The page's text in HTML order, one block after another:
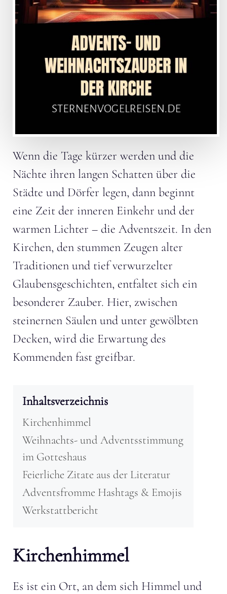
Wenn die Tage kürzer werden und die
Nächte ihren langen Schatten über die
Städte und Dörfer legen, dann beginnt
eine Zeit der inneren Einkehr und der
warmen Lichter – die Adventszeit. In den
Kirchen, den stummen Zeugen alter
Traditionen und tief verwurzelter
Glaubensgeschichten, entfaltet sich ein
besonderer Zauber. Hier, zwischen
steinernen Säulen und unter gewölbten
Decken, wird die Erwartung des
Kommenden fast greifbar.
Inhaltsverzeichnis
Kirchenhimmel
Weihnachts- und Adventsstimmung
im Gotteshaus
Feierliche Zitate aus der Literatur
Adventsfromme Hashtags & Emojis
Werkstattbericht
Kirchenhimmel
Es ist ein Ort, an dem sich Himmel und